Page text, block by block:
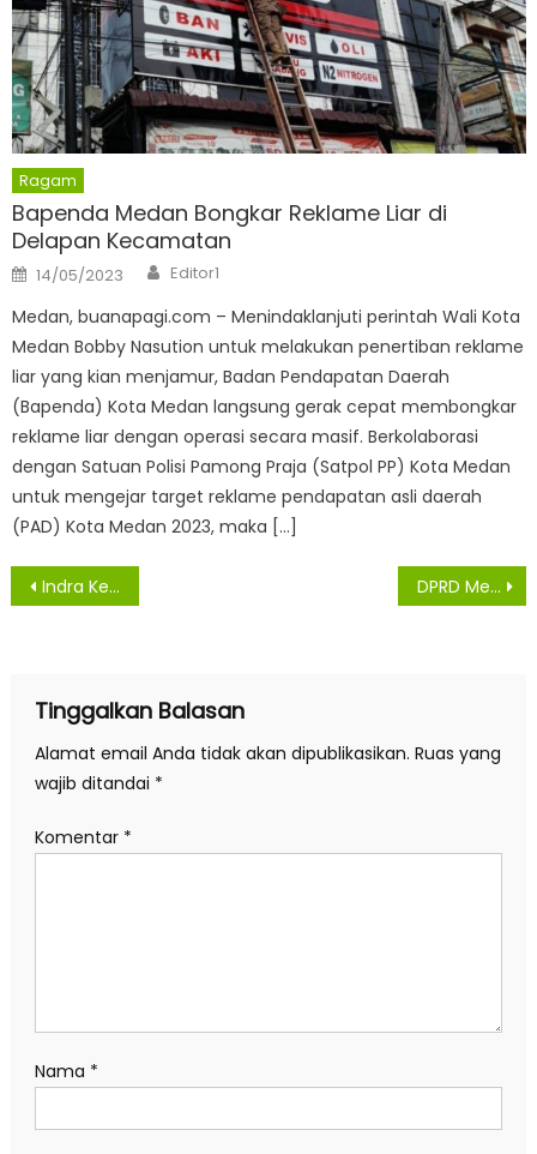
Ragam
Bapenda Medan Bongkar Reklame Liar di
Delapan Kecamatan
Posted
on
14/05/2023 Author
Editor1
Medan, buanapagi.com – Menindaklanjuti perintah Wali Kota
Medan Bobby Nasution untuk melakukan penertiban reklame
liar yang kian menjamur, Badan Pendapatan Daerah
(Bapenda) Kota Medan langsung gerak cepat membongkar
reklame liar dengan operasi secara masif. Berkolaborasi
dengan Satuan Polisi Pamong Praja (Satpol PP) Kota Medan
untuk mengejar target reklame pendapatan asli daerah
(PAD) Kota Medan 2023, maka […]
Navigasi
Indra Kesuma : Lahan Percetakan Sawah di Dusun V Tidak Masuk HGU PTPN III Sei Silau DPRD Medan Minta Aparat Usut dan Dalami Dugaan Kasus Jual Beli Jabatan di Pemko Medan
Tinggalkan Balasan
Alamat email Anda tidak akan dipublikasikan. Ruas yang
wajib ditandai *
Komentar *
Nama *